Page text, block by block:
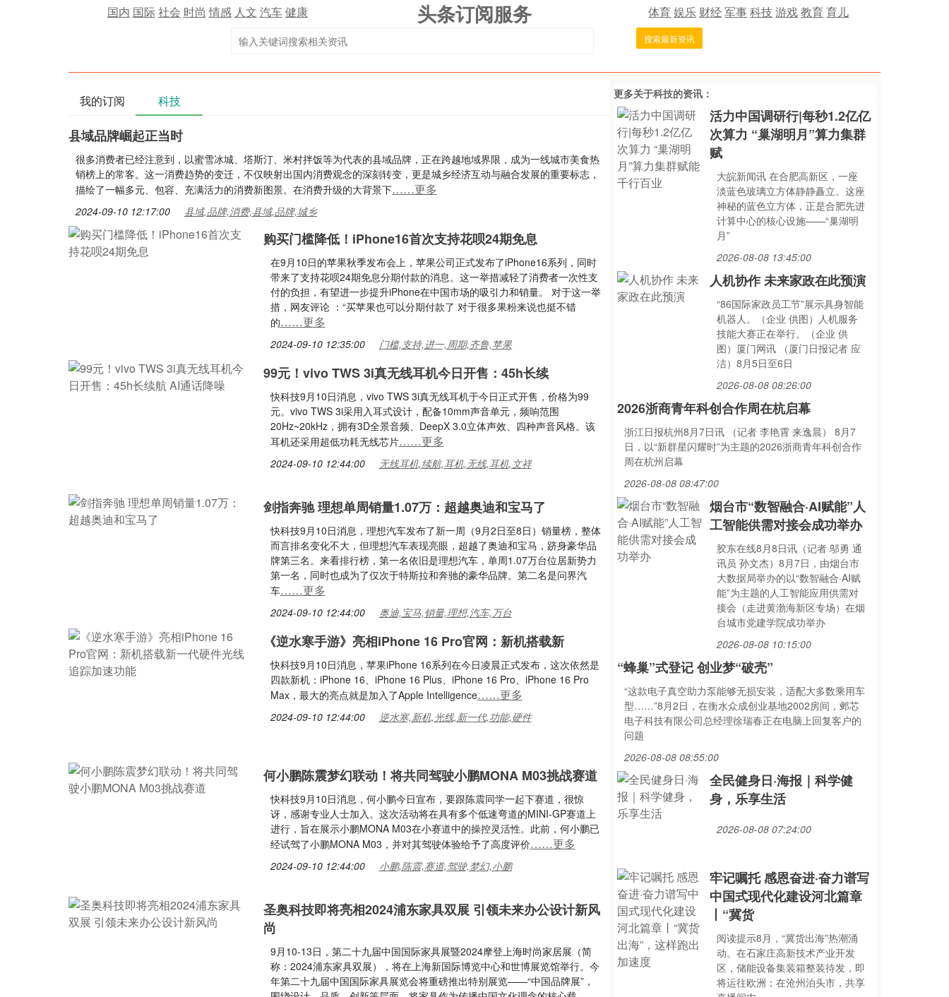
国内 国际社会 时尚 情感 人文 汽车健康 头条订阅服务 体育娱乐 财经军事科技游戏教育育儿
搜索最新资讯
我的订阅 科技
县域品牌崛起正当时
很多消费者已经注意到，以蜜雪冰城、塔斯汀、米村拌饭等为代表的县域品牌，正在跨越地域界限，成为一线城市美食热
销榜上的常客。这一消费趋势的变迁，不仅映射出国内消费观念的深刻转变，更是城乡经济互动与融合发展的重要标志，
描绘了一幅多元、包容、充满活力的消费新图景。在消费升级的大背景下……更多
2024-09-10 12:17:00 县域,品牌,消费,县域,品牌,城乡
购买门槛降低！iPhone16首次支持花呗24期免息
在9月10日的苹果秋季发布会上，苹果公司正式发布了iPhone16系列，同时
带来了支持花呗24期免息分期付款的消息。这一举措减轻了消费者一次性支
付的负担，有望进一步提升iPhone在中国市场的吸引力和销量。 对于这一举
措，网友评论 ：“买苹果也可以分期付款了 对于很多果粉来说也挺不错
的……更多
2024-09-10 12:35:00 门槛,支持,进一,周期,齐鲁,苹果
99元！vivo TWS 3i真无线耳机今日开售：45h长续
快科技9月10日消息，vivo TWS 3i真无线耳机于今日正式开售，价格为99
元。vivo TWS 3i采用入耳式设计，配备10mm声音单元，频响范围
20Hz~20kHz，拥有3D全景音频、DeepX 3.0立体声效、四种声音风格。该
耳机还采用超低功耗无线芯片……更多
2024-09-10 12:44:00 无线耳机,续航,耳机,无线,耳机,文祥
剑指奔驰 理想单周销量1.07万：超越奥迪和宝马了
快科技9月10日消息，理想汽车发布了新一周（9月2日至8日）销量榜，整体
而言排名变化不大，但理想汽车表现亮眼，超越了奥迪和宝马，跻身豪华品
牌第三名。来看排行榜，第一名依旧是理想汽车，单周1.07万台位居新势力
第一名，同时也成为了仅次于特斯拉和奔驰的豪华品牌。第二名是问界汽
车……更多
2024-09-10 12:44:00 奥迪,宝马,销量,理想,汽车,万台
《逆水寒手游》亮相iPhone 16 Pro官网：新机搭载新
快科技9月10日消息，苹果iPhone 16系列在今日凌晨正式发布，这次依然是
四款新机：iPhone 16、iPhone 16 Plus、iPhone 16 Pro、iPhone 16 Pro
Max，最大的亮点就是加入了Apple Intelligence……更多
2024-09-10 12:44:00 逆水寒,新机,光线,新一代,功能,硬件
何小鹏陈震梦幻联动！将共同驾驶小鹏MONA M03挑战赛道
快科技9月10日消息，何小鹏今日宣布，要跟陈震同学一起下赛道，很惊
讶，感谢专业人士加入。这次活动将在具有多个低速弯道的MINI-GP赛道上
进行，旨在展示小鹏MONA M03在小赛道中的操控灵活性。此前，何小鹏已
经试驾了小鹏MONA M03，并对其驾驶体验给予了高度评价……更多
2024-09-10 12:44:00 小鹏,陈震,赛道,驾驶,梦幻,小鹏
圣奥科技即将亮相2024浦东家具双展 引领未来办公设计新风
尚
9月10-13日，第二十九届中国国际家具展暨2024摩登上海时尚家居展（简
称：2024浦东家具双展），将在上海新国际博览中心和世博展览馆举行。今
年第二十九届中国国际家具展览会将重磅推出特别展览——“中国品牌展”，
更多关于科技的资讯：
活力中国调研行|每秒1.2亿亿
次算力 “巢湖明月”算力集群
赋
大皖新闻讯 在合肥高新区，一座
淡蓝色玻璃立方体静静矗立。这座
神秘的蓝色立方体，正是合肥先进
计算中心的核心设施——“巢湖明
月”
2026-08-08 13:45:00
人机协作 未来家政在此预演
“86国际家政员工节”展示具身智能
机器人。（企业 供图）人机服务
技能大赛正在举行。（企业 供
图）厦门网讯 （厦门日报记者 应
洁）8月5日至6日
2026-08-08 08:26:00
2026浙商青年科创合作周在杭启幕
浙江日报杭州8月7日讯 （记者 李艳霄 来逸晨） 8月7
日，以“新群星闪耀时”为主题的2026浙商青年科创合作
周在杭州启幕
2026-08-08 08:47:00
烟台市“数智融合·AI赋能”人
工智能供需对接会成功举办
胶东在线8月8日讯（记者 邬勇 通
讯员 孙文杰）8月7日，由烟台市
大数据局举办的以“数智融合·AI赋
能”为主题的人工智能应用供需对
接会（走进黄渤海新区专场）在烟
台城市党建学院成功举办
2026-08-08 10:15:00
“蜂巢”式登记 创业梦“破壳”
“这款电子真空助力泵能够无损安装，适配大多数乘用车
型……”8月2日，在衡水众成创业基地2002房间，邺芯
电子科技有限公司总经理徐瑞春正在电脑上回复客户的
问题
2026-08-08 08:55:00
全民健身日·海报｜科学健
身，乐享生活
2026-08-08 07:24:00
牢记嘱托 感恩奋进·奋力谱写
中国式现代化建设河北篇章
丨“冀货
阅读提示8月，“冀货出海”热潮涌
动。在石家庄高新技术产业开发
区，储能设备集装箱整装待发，即
将运往欧洲；在沧州泊头市，共享